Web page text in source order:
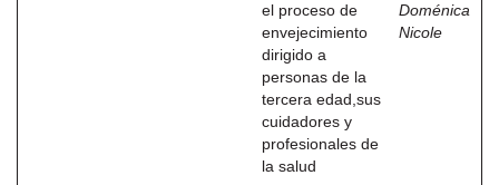
el proceso de
envejecimiento
dirigido a
personas de la
tercera edad,sus
cuidadores y
profesionales de
la salud
Doménica
Nicole